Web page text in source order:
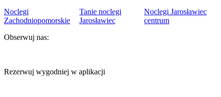
Noclegi
Zachodniopomorskie
Tanie noclegi
Jarosławiec
Noclegi Jarosławiec
centrum
Obserwuj nas:
Rezerwuj wygodniej w aplikacji